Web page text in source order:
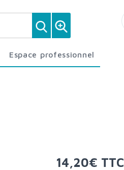
Espace professionnel
14,20€ TTC